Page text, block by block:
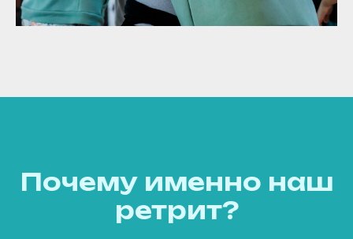
Почему именно наш
ретрит?